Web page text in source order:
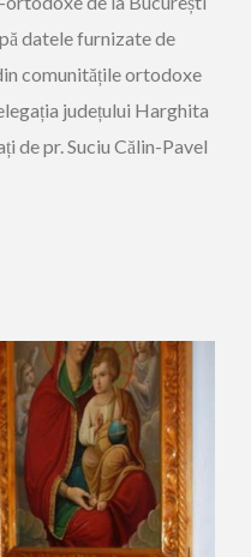
datele furnizate de
comunitățile ortodoxe
județului Harghita
de pr. Suciu Călin-Pavel